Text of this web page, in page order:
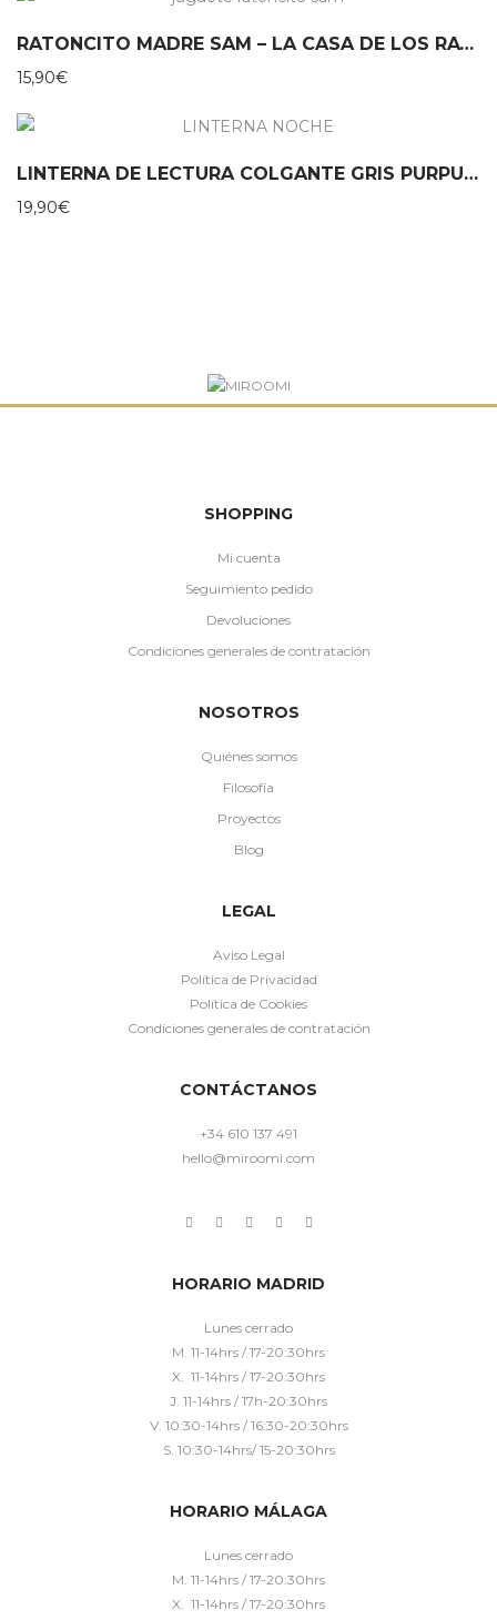
RATONCITO MADRE SAM – LA CASA DE LOS RATONES
15,90€
LINTERNA DE LECTURA COLGANTE GRIS PURPURINA MOSES
19,90€
SHOPPING
Mi cuenta
Seguimiento pedido
Devoluciones
Condiciones generales de contratación
NOSOTROS
Quiénes somos
Filosofía
Proyectos
Blog
LEGAL
Aviso Legal
Política de Privacidad
Política de Cookies
Condiciones generales de contratación
CONTÁCTANOS
+34 610 137 491
hello@miroomi.com
HORARIO MADRID
Lunes cerrado
M. 11-14hrs / 17-20:30hrs
X. 11-14hrs / 17-20:30hrs
J. 11-14hrs / 17h-20:30hrs
V. 10:30-14hrs / 16:30-20:30hrs
S. 10:30-14hrs/ 15-20:30hrs
HORARIO MÁLAGA
Lunes cerrado
M. 11-14hrs / 17-20:30hrs
X. 11-14hrs / 17-20:30hrs